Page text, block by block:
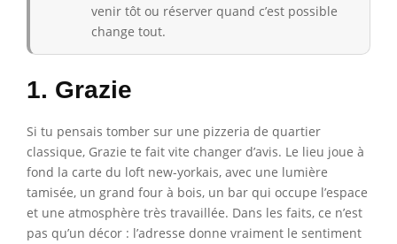
venir tôt ou réserver quand c’est possible
change tout.
1. Grazie
Si tu pensais tomber sur une pizzeria de quartier
classique, Grazie te fait vite changer d’avis. Le lieu joue à
fond la carte du loft new-yorkais, avec une lumière
tamisée, un grand four à bois, un bar qui occupe l’espace
et une atmosphère très travaillée. Dans les faits, ce n’est
pas qu’un décor : l’adresse donne vraiment le sentiment